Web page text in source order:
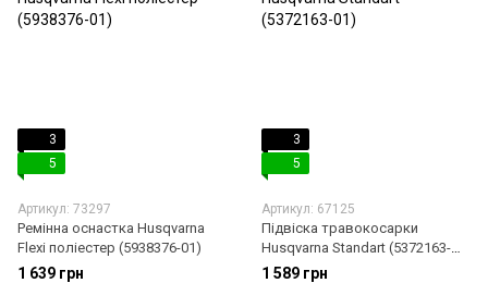
3
5
Артикул: 73297
Ремінна оснастка Husqvarna
Flexi поліестер (5938376-01)
1 639 грн
3
5
Артикул: 67125
Підвіска травокосарки
Husqvarna Standart (5372163-
01)
1 589 грн